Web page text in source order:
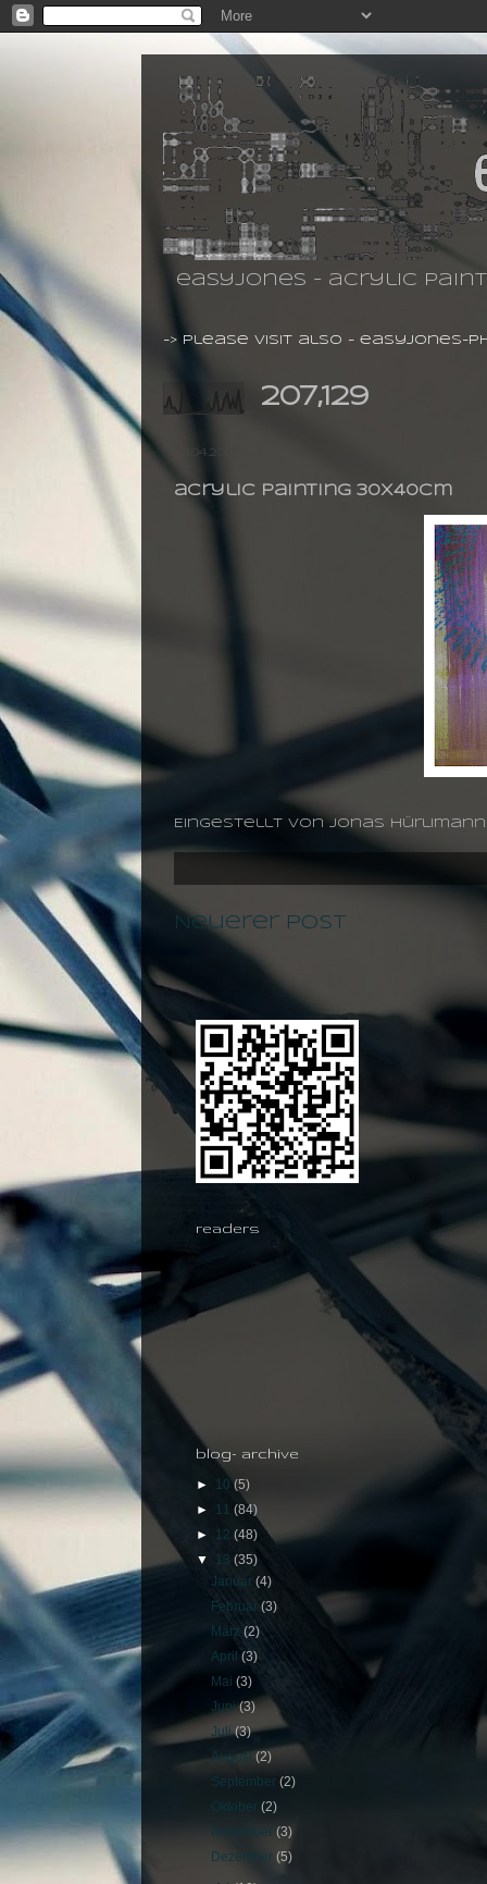
easyjones - acrylic
-> please visit also - easyjones-
207,129
04.04.2013
acrylic painting 30X40cm
Eingestellt von jonas hürlimann
Neuerer Post
readers
blog- archive
► 10(5)
► 11 (84)
► 12 (48)
▼
13 (35)
Januar(4)
Februar(3)
März(2)
April(3)
Mai(3)
Juni(3)
Juli(3)
August(2)
September(2)
Oktober(2)
November(3)
Dezember(5)